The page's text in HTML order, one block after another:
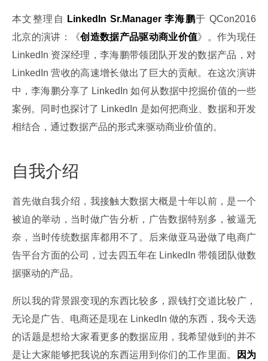
本文整理自 LinkedIn Sr.Manager 李海鹏于 QCon2016
北京的演讲：《创造数据产品驱动商业价值》。作为现任
LinkedIn 资深经理，李海鹏带领团队开发的数据产品，对
LinkedIn 营收的高速增长做出了巨大的贡献。在这次演讲
中，李海鹏分享了 LinkedIn 如何从数据中挖掘价值的一些
案例。同时也探讨了 LinkedIn 是如何把商业、数据和开发
相结合，通过数据产品的形式来驱动商业价值的。
自我介绍
首先做自我介绍，我接触大数据大概是十年以前，是一个
被迫的举动，当时做广告分析，广告数据特别多，被逼无
奈，当时传统数据库都用不了。后来做亚马逊做了电商广
告平台方面的公司，过去四五年在 LinkedIn 带领团队做数
据驱动的产品。
所以我的背景跟变现的东西比较多，跟钱打交道比较广，
无论是广告、电商还是现在 LinkedIn 做的东西，我今天选
的话题是想给大家看更多的数据应用，我希望做到的并不
是让大家能够把我说的东西运用到你们的工作里面。
因为